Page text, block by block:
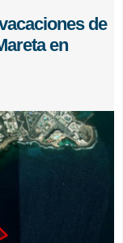
de
en